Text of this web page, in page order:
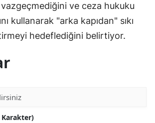
ve ceza hukuku
kullanarak "arka kapıdan" sıkı
hedeflediğini belirtiyor.
Karakter)